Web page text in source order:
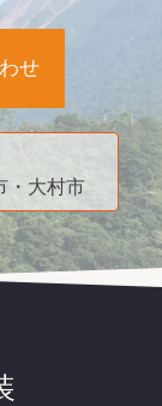
せ
・大村市